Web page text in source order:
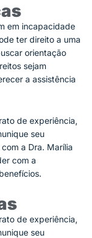
em incapacidade
ter direito a uma
orientação
sejam
a assistência
de experiência,
seu
a Dra. Marília
com a
de experiência,
seu